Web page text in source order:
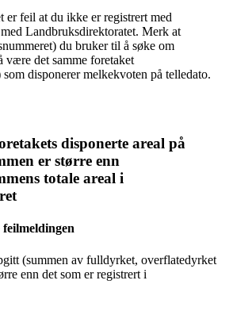
er feil at du ikke er registrert med
Landbruksdirektoratet. Merk at
du bruker til å søke om
være det samme foretaket
disponerer melkekvoten på telledato.
disponerte areal på
er større enn
totale areal i
(summen av fulldyrket, overflatedyrket
enn det som er registrert i